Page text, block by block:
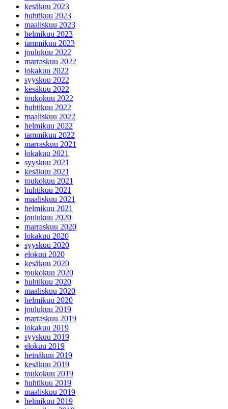
kesäkuu 2023
huhtikuu 2023
maaliskuu 2023
helmikuu 2023
tammikuu 2023
joulukuu 2022
marraskuu 2022
lokakuu 2022
syyskuu 2022
kesäkuu 2022
toukokuu 2022
huhtikuu 2022
maaliskuu 2022
helmikuu 2022
tammikuu 2022
marraskuu 2021
lokakuu 2021
syyskuu 2021
kesäkuu 2021
toukokuu 2021
huhtikuu 2021
maaliskuu 2021
helmikuu 2021
joulukuu 2020
marraskuu 2020
lokakuu 2020
syyskuu 2020
elokuu 2020
kesäkuu 2020
toukokuu 2020
huhtikuu 2020
maaliskuu 2020
helmikuu 2020
joulukuu 2019
marraskuu 2019
lokakuu 2019
syyskuu 2019
elokuu 2019
heinäkuu 2019
kesäkuu 2019
toukokuu 2019
huhtikuu 2019
maaliskuu 2019
helmikuu 2019